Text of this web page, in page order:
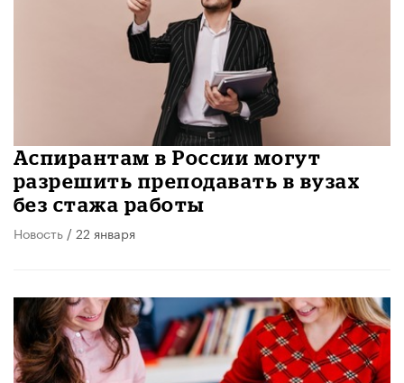
Аспирантам в России могут
разрешить преподавать в вузах
без стажа работы
Новость / 22 января